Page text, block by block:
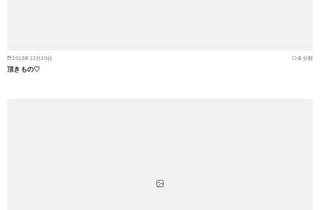
2013年12月20日 未分類
頂きもの♡